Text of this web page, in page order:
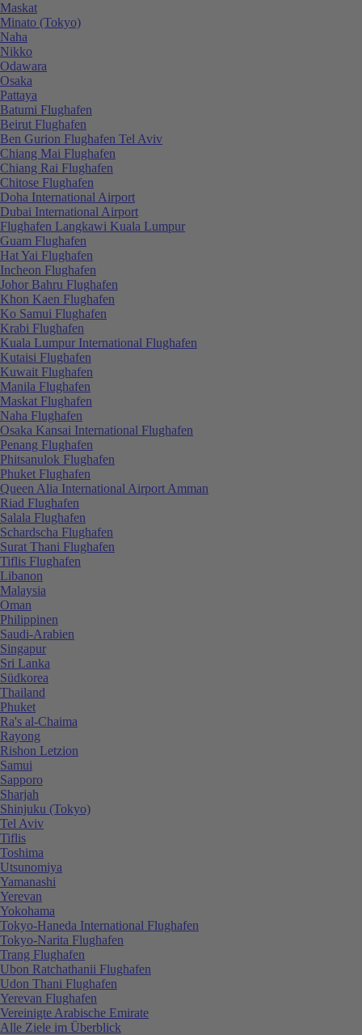
Maskat
Minato (Tokyo)
Naha
Nikko
Odawara
Osaka
Pattaya
Batumi Flughafen
Beirut Flughafen
Ben Gurion Flughafen Tel Aviv
Chiang Mai Flughafen
Chiang Rai Flughafen
Chitose Flughafen
Doha International Airport
Dubai International Airport
Flughafen Langkawi Kuala Lumpur
Guam Flughafen
Hat Yai Flughafen
Incheon Flughafen
Johor Bahru Flughafen
Khon Kaen Flughafen
Ko Samui Flughafen
Krabi Flughafen
Kuala Lumpur International Flughafen
Kutaisi Flughafen
Kuwait Flughafen
Manila Flughafen
Maskat Flughafen
Naha Flughafen
Osaka Kansai International Flughafen
Penang Flughafen
Phitsanulok Flughafen
Phuket Flughafen
Queen Alia International Airport Amman
Riad Flughafen
Salala Flughafen
Schardscha Flughafen
Surat Thani Flughafen
Tiflis Flughafen
Libanon
Malaysia
Oman
Philippinen
Saudi-Arabien
Singapur
Sri Lanka
Südkorea
Thailand
Phuket
Ra's al-Chaima
Rayong
Rishon Letzion
Samui
Sapporo
Sharjah
Shinjuku (Tokyo)
Tel Aviv
Tiflis
Toshima
Utsunomiya
Yamanashi
Yerevan
Yokohama
Tokyo-Haneda International Flughafen
Tokyo-Narita Flughafen
Trang Flughafen
Ubon Ratchathanii Flughafen
Udon Thani Flughafen
Yerevan Flughafen
Vereinigte Arabische Emirate
Alle Ziele im Überblick